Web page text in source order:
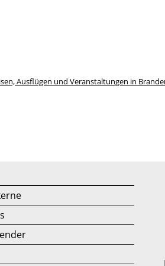
Ausflügen und Veranstaltungen in